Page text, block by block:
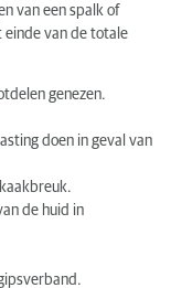
van een spalk of
einde van de totale
genezen.
doen in geval van
de huid in